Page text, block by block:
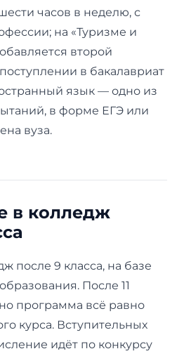
часов в неделю, с
на «Туризме и
второй
в бакалавриат
язык — одно из
в форме ЕГЭ или
вуза.
в колледж
после 9 класса, на базе
После 11
программа всё равно
курса. Вступительных
идёт по конкурсу